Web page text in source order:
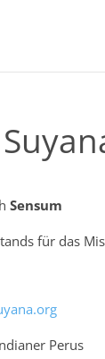
Sensum
für das
Perus